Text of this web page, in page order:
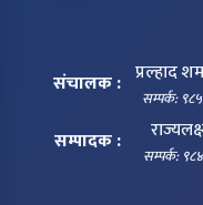
संचालक : प्रल्हाद
सम्पर्क:
सम्पादक :
सम्पर्क: